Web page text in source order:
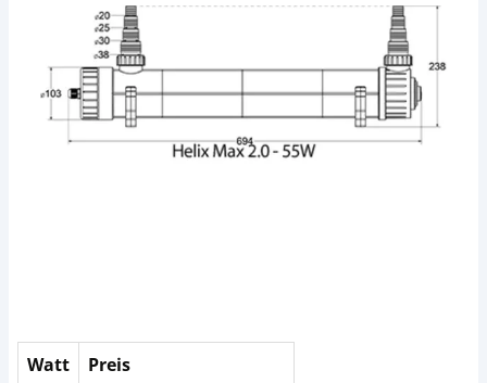
Watt
Preis